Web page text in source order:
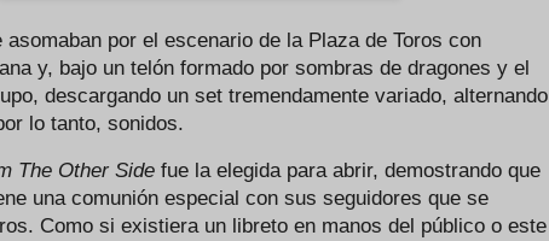
asomaban por el escenario de la Plaza de Toros con
y, bajo un telón formado por sombras de dragones y el
descargando un set tremendamente variado, alternando
lo tanto, sonidos.
The Other Side fue la elegida para abrir, demostrando que
una comunión especial con sus seguidores que se
Como si existiera un libreto en manos del público o este